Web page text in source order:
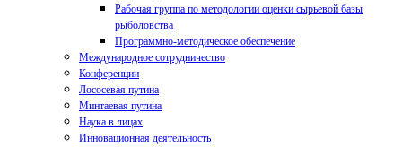
Рабочая группа по методологии оценки сырьевой базы
рыболовства
Программно-методическое обеспечение
Международное сотрудничество
Конференции
Лососевая путина
Минтаевая путина
Наука в лицах
Инновационная деятельность